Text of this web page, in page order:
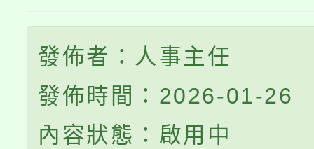
發佈者：人事主任
發佈時間：2026-01-26
內容狀態：啟用中